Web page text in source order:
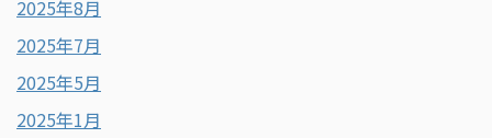
2025年8月
2025年7月
2025年5月
2025年1月